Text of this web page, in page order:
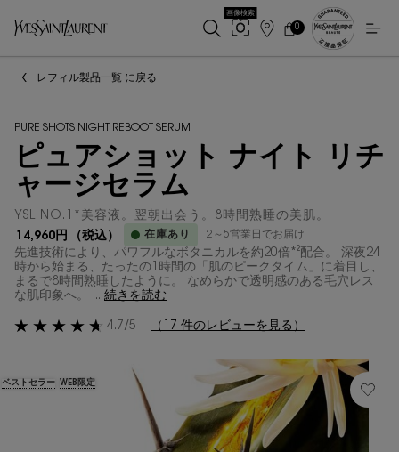
画像検索
店
カ
0
0 カート内の製品
レフィル製品一覧 に戻る
PURE SHOTS NIGHT REBOOT SERUM
ピュアショット ナイト リチ
ャージセラム
YSL NO.1*美容液。翌朝出会う。8時間熟睡の美肌。
14,960円
（税込） 在庫あり 2～5営業日でお届け
先進技術により、パワフルなボタニカルを約20倍*²配合。 深夜24
時から始まる、たったの1時間の「肌のピークタイム」に着目し、
まるで8時間熟睡したように。 なめらかで透明感のある毛穴レス
な肌印象へ。 ... 続きを読む
4.7/5 （17 件のレビューを見る）
ベストセラー WEB限定